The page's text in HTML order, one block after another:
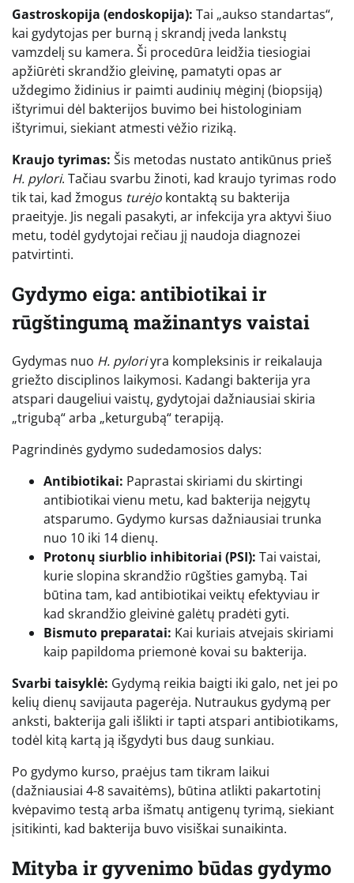
Gastroskopija (endoskopija): Tai „aukso standartas“,
kai gydytojas per burną į skrandį įveda lankstų
vamzdelį su kamera. Ši procedūra leidžia tiesiogiai
apžiūrėti skrandžio gleivinę, pamatyti opas ar
uždegimo židinius ir paimti audinių mėginį (biopsiją)
ištyrimui dėl bakterijos buvimo bei histologiniam
ištyrimui, siekiant atmesti vėžio riziką.
Kraujo tyrimas: Šis metodas nustato antikūnus prieš
H. pylori. Tačiau svarbu žinoti, kad kraujo tyrimas rodo
tik tai, kad žmogus turėjo kontaktą su bakterija
praeityje. Jis negali pasakyti, ar infekcija yra aktyvi šiuo
metu, todėl gydytojai rečiau jį naudoja diagnozei
patvirtinti.
Gydymo eiga: antibiotikai ir
rūgštingumą mažinantys vaistai
Gydymas nuo H. pyloriyra kompleksinis ir reikalauja
griežto disciplinos laikymosi. Kadangi bakterija yra
atspari daugeliui vaistų, gydytojai dažniausiai skiria
„trigubą“ arba „keturgubą“ terapiją.
Pagrindinės gydymo sudedamosios dalys:
Antibiotikai: Paprastai skiriami du skirtingi
antibiotikai vienu metu, kad bakterija neįgytų
atsparumo. Gydymo kursas dažniausiai trunka
nuo 10 iki 14 dienų.
Protonų siurblio inhibitoriai (PSI): Tai vaistai,
kurie slopina skrandžio rūgšties gamybą. Tai
būtina tam, kad antibiotikai veiktų efektyviau ir
kad skrandžio gleivinė galėtų pradėti gyti.
Bismuto preparatai: Kai kuriais atvejais skiriami
kaip papildoma priemonė kovai su bakterija.
Svarbi taisyklė: Gydymą reikia baigti iki galo, net jei po
kelių dienų savijauta pagerėja. Nutraukus gydymą per
anksti, bakterija gali išlikti ir tapti atspari antibiotikams,
todėl kitą kartą ją išgydyti bus daug sunkiau.
Po gydymo kurso, praėjus tam tikram laikui
(dažniausiai 4-8 savaitėms), būtina atlikti pakartotinį
kvėpavimo testą arba išmatų antigenų tyrimą, siekiant
įsitikinti, kad bakterija buvo visiškai sunaikinta.
Mityba ir gyvenimo būdas gydymo